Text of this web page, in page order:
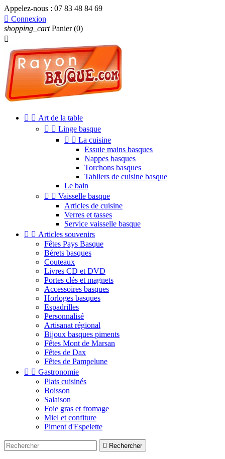
Appelez-nous : 07 83 48 84 69
 Connexion
shopping_cart Panier (0)

  Art de la table
  Linge basque
  La cuisine
Essuie mains basques
Nappes basques
Torchons basques
Tabliers de cuisine basque
Le bain
  Vaisselle basque
Articles de cuisine
Verres et tasses
Service vaisselle basque
  Articles souvenirs
Fêtes Pays Basque
Bérets basques
Couteaux
Livres CD et DVD
Portes clés et magnets
Accessoires basques
Horloges basques
Espadrilles
Personnalisé
Artisanat régional
Bijoux basques piments
Fêtes Mont de Marsan
Fêtes de Dax
Fêtes de Pampelune
  Gastronomie
Plats cuisinés
Boisson
Salaison
Foie gras et fromage
Miel et confiture
Piment d'Espelette
 Rechercher